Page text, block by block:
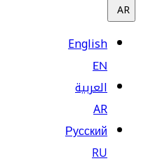
AR
English
EN
العربية
AR
Русский
RU